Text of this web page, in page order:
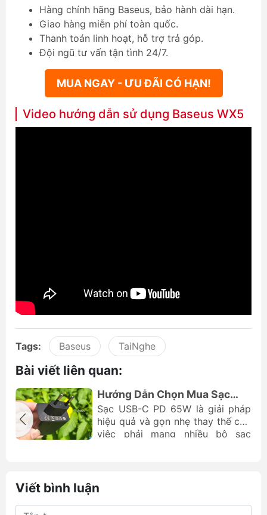
Hàng chính hãng Baseus, bảo hành dài hạn.
Giao hàng miễn phí toàn quốc.
Thanh toán linh hoạt, hỗ trợ trả góp.
Đội ngũ tư vấn tận tình 24/7.
MUA NGAY - ƯU ĐÃI CÓ HẠN!
Video hướng dẫn sử dụng Baseus WX5
Tags: Baseus TaiNghe
Bài viết liên quan:
Hướng Dẫn Chọn Mua Sạc
USB-C PD 65W Tối Ưu Cho
Laptop
Sạc USB-C PD 65W là giải pháp
hiệu quả và gọn nhẹ thay thế cho
việc phải mang nhiều bộ sạc
tích và hướng dẫn cách chọn mua
Viết bình luận